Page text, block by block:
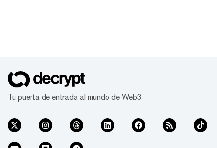
Tu puerta de entrada al mundo de Web3